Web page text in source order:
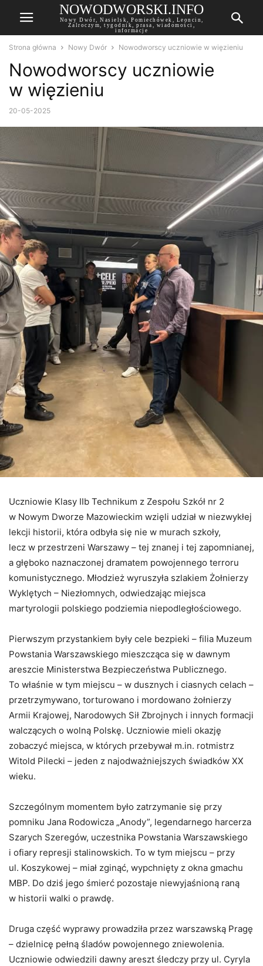
NOWODWORSKI.INFO
Nowy Dwór, Nasielsk, Pomiechówek, Leoncin,
Zalroczym, tygodnik, prasa, wiadomości,
informacje
Strona główna Nowy Dwór Nowodworscy uczniowie w więzieniu
Nowodworscy uczniowie
w więzieniu
20-05-2025
Uczniowie Klasy IIb Technikum z Zespołu Szkół nr 2
w Nowym Dworze Mazowieckim wzięli udział w niezwykłej
lekcji historii, która odbyła się nie w murach szkoły,
lecz w przestrzeni Warszawy – tej znanej i tej zapomnianej,
a głęboko naznaczonej dramatem powojennego terroru
komunistycznego. Młodzież wyruszyła szlakiem Żołnierzy
Wyklętych – Niezłomnych, odwiedzając miejsca
martyrologii polskiego podziemia niepodległościowego.
Pierwszym przystankiem były cele bezpieki – filia Muzeum
Powstania Warszawskiego mieszcząca się w dawnym
areszcie Ministerstwa Bezpieczeństwa Publicznego.
To właśnie w tym miejscu – w dusznych i ciasnych celach –
przetrzymywano, torturowano i mordowano żołnierzy
Armii Krajowej, Narodowych Sił Zbrojnych i innych formacji
walczących o wolną Polskę. Uczniowie mieli okazję
zobaczyć miejsca, w których przebywał m.in. rotmistrz
Witold Pilecki – jeden z najodważniejszych świadków XX
wieku.
Szczególnym momentem było zatrzymanie się przy
pomniku Jana Rodowicza „Anody”, legendarnego harcerza
Szarych Szeregów, uczestnika Powstania Warszawskiego
i ofiary represji stalinowskich. To w tym miejscu – przy
ul. Koszykowej – miał zginąć, wypchnięty z okna gmachu
MBP. Do dziś jego śmierć pozostaje niewyjaśnioną raną
w historii walki o prawdę.
Druga część wyprawy prowadziła przez warszawską Pragę
– dzielnicę pełną śladów powojennego zniewolenia.
Uczniowie odwiedzili dawny areszt śledczy przy ul. Cyryla